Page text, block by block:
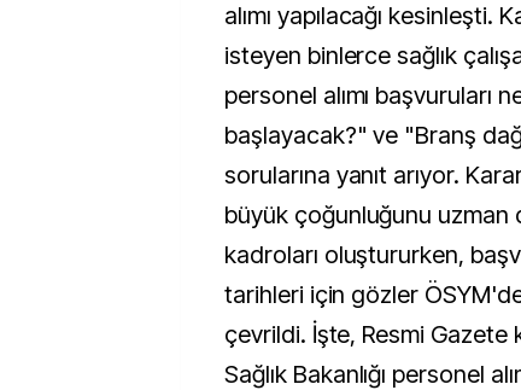
alımı yapılacağı kesinleşti.
isteyen binlerce sağlık
personel alımı başvuruları
başlayacak?" ve "Branş
sorularına yanıt arıyor.
büyük çoğunluğunu
kadroları oluştururken,
tarihleri için gözler
çevrildi. İşte, Resmi Gazete
Sağlık Bakanlığı personel